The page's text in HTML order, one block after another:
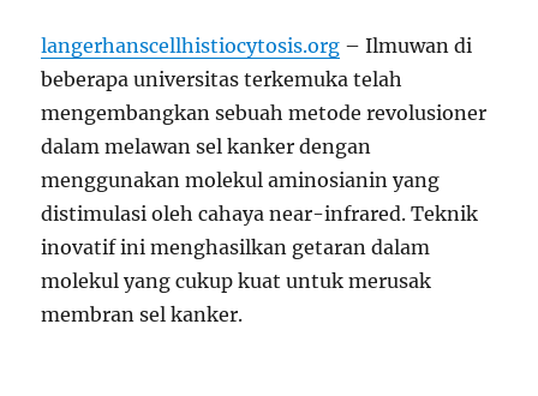
langerhanscellhistiocytosis.org – Ilmuwan di
beberapa universitas terkemuka telah
mengembangkan sebuah metode revolusioner
dalam melawan sel kanker dengan
menggunakan molekul aminosianin yang
distimulasi oleh cahaya near-infrared. Teknik
inovatif ini menghasilkan getaran dalam
molekul yang cukup kuat untuk merusak
membran sel kanker.